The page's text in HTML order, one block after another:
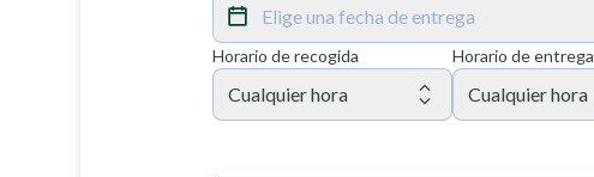
Elige una fecha de entrega
Horario de recogida
Cualquier hora
Horario de entrega
Cualquier hora